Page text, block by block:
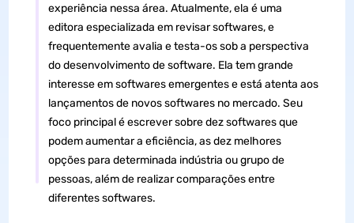
experiência nessa área. Atualmente, ela é uma
editora especializada em revisar softwares, e
frequentemente avalia e testa-os sob a perspectiva
do desenvolvimento de software. Ela tem grande
interesse em softwares emergentes e está atenta aos
lançamentos de novos softwares no mercado. Seu
foco principal é escrever sobre dez softwares que
podem aumentar a eficiência, as dez melhores
opções para determinada indústria ou grupo de
pessoas, além de realizar comparações entre
diferentes softwares.